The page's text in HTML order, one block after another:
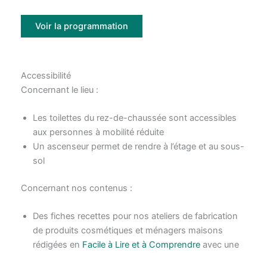
Voir la programmation
Accessibilité
Concernant le lieu :
Les toilettes du rez-de-chaussée sont accessibles
aux personnes à mobilité réduite
Un ascenseur permet de rendre à l’étage et au sous-
sol
Concernant nos contenus :
Des fiches recettes pour nos ateliers de fabrication
de produits cosmétiques et ménagers maisons
rédigées en Facile à Lire et à Comprendreavec une